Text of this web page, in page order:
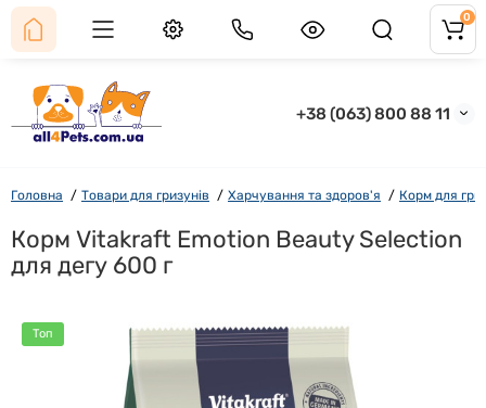
+38 (063) 800 88 11
0
Головна Товари для гризунів Харчування та здоров'я Корм для
Корм Vitakraft Emotion Beauty Selection
для дегу 600 г
Топ